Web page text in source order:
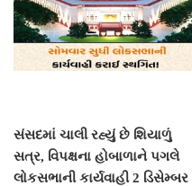
સંસદમાં ચાલી રહ્યું છે શિયાળું
સત્ર, વિપક્ષના હોબાળાને પગલે
લોકસભાની કાર્યવાહી 2 ડિસેમ્બર